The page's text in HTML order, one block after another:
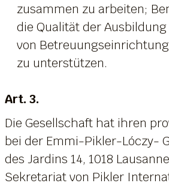
zusammen zu arbeiten;
die Qualität der
von
zu unterstützen.
Art. 3.
Die Gesellschaft hat ihren
bei der Emmi-Pikler-Lóczy-
des Jardins 14, 1018
Sekretariat von Pikler